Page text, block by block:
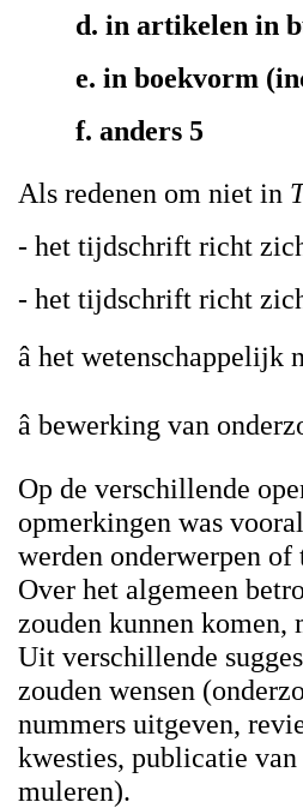
d. in artikelen in
e. in boekvorm
f. anders 5
Als redenen om niet in
- het tijdschrift richt
- het tijdschrift richt
â het
â bewerking van
Op de verschillende
opmerkingen was
werden onderwerpen of
Over het algemeen
zouden kunnen
Uit verschillende
zouden wensen
nummers uitgeven,
kwesties, publicatie
muleren).